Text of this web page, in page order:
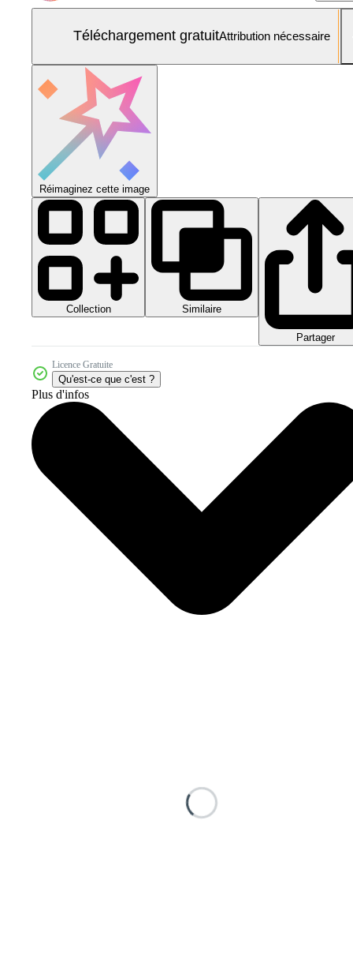
Téléchargement gratuitAttribution nécessaire
Réimaginez cette image
Collection Similaire
Partager
Licence Gratuite
Qu'est-ce que c'est ?
Plus d'infos